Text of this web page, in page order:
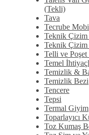
(Tekli)
Tava
Tecrube
Teknik Çizim
Teknik
Telli ve
Temel
Temizlik &
Temizlik Bezi
Tencere
Tepsi
Termal Giyim
Toparlayıcı
Toz Kumaş